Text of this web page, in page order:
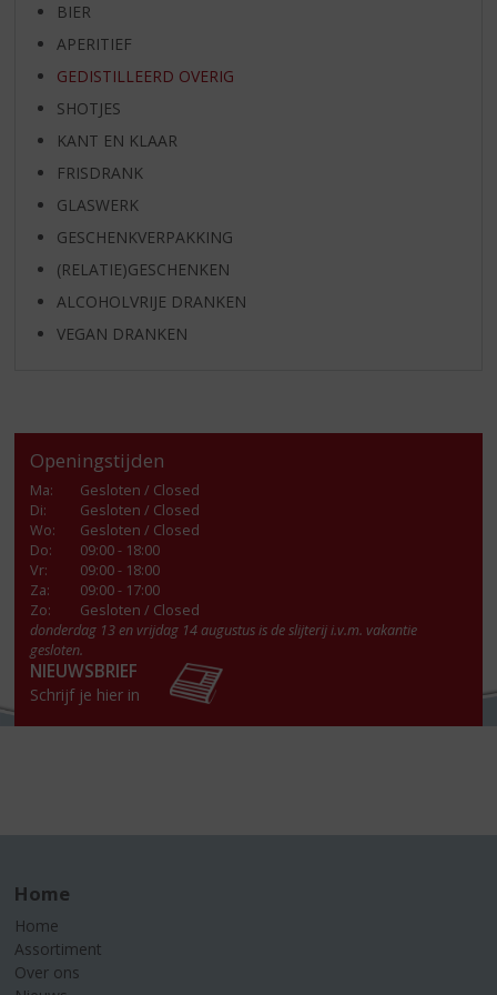
BIER
APERITIEF
GEDISTILLEERD OVERIG
SHOTJES
KANT EN KLAAR
FRISDRANK
GLASWERK
GESCHENKVERPAKKING
(RELATIE)GESCHENKEN
ALCOHOLVRIJE DRANKEN
VEGAN DRANKEN
Openingstijden
Ma:
Gesloten / Closed
Di:
Gesloten / Closed
Wo:
Gesloten / Closed
Do:
09:00 - 18:00
Vr:
09:00 - 18:00
Za:
09:00 - 17:00
Zo:
Gesloten / Closed
donderdag 13 en vrijdag 14 augustus is de slijterij i.v.m. vakantie
gesloten.
NIEUWSBRIEF
Schrijf je hier in
Home
Home
Assortiment
Over ons